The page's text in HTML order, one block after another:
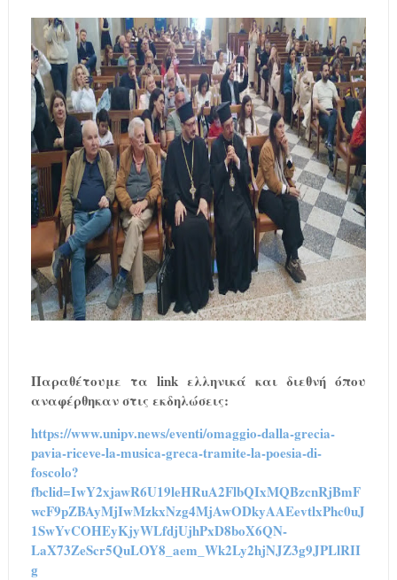
Παραθέτουμε τα linkελληνικά και διεθνή όπου
αναφέρθηκαν στις εκδηλώσεις:
https://www.unipv.news/eventi/omaggio-dalla-grecia-
pavia-riceve-la-musica-greca-tramite-la-poesia-di-
foscolo?
fbclid=IwY2xjawR6U19leHRuA2FlbQIxMQBzcnRjBmF
wcF9pZBAyMjIwMzkxNzg4MjAwODkyAAEevtlxPhc0uJ
1SwYvCOHEyKjyWLfdjUjhPxD8boX6QN-
LaX73ZeScr5QuLOY8_aem_Wk2Ly2hjNJZ3g9JPLlRII
g